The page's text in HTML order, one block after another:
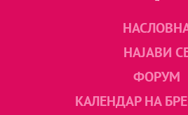
НАЈАВИ
ФОРУМ
КАЛЕНДАР НА